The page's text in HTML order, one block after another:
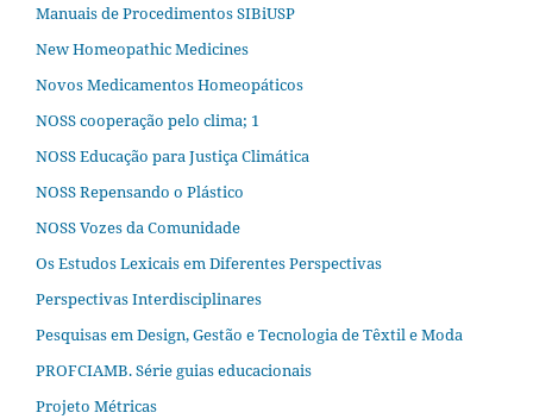
Manuais de Procedimentos SIBiUSP
New Homeopathic Medicines
Novos Medicamentos Homeopáticos
NOSS cooperação pelo clima; 1
NOSS Educação para Justiça Climática
NOSS Repensando o Plástico
NOSS Vozes da Comunidade
Os Estudos Lexicais em Diferentes Perspectivas
Perspectivas Interdisciplinares
Pesquisas em Design, Gestão e Tecnologia de Têxtil e Moda
PROFCIAMB. Série guias educacionais
Projeto Métricas